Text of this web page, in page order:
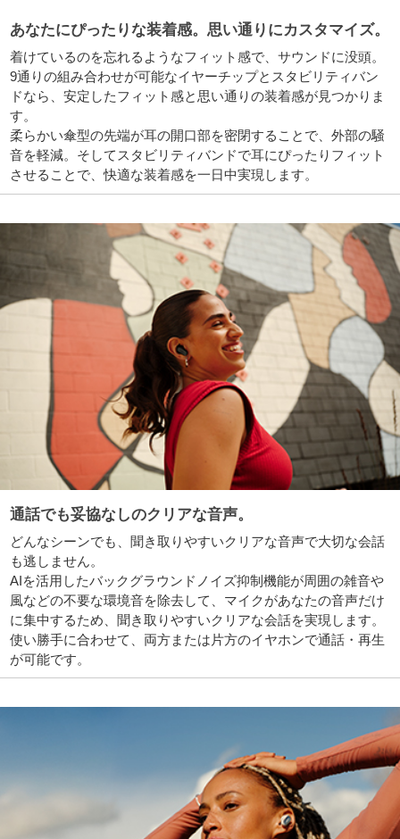
あなたにぴったりな装着感。思い通りにカスタマイズ。
着けているのを忘れるようなフィット感で、サウンドに没頭。
9通りの組み合わせが可能なイヤーチップとスタビリティバン
ドなら、安定したフィット感と思い通りの装着感が見つかりま
す。
柔らかい傘型の先端が耳の開口部を密閉することで、外部の騒
音を軽減。そしてスタビリティバンドで耳にぴったりフィット
させることで、快適な装着感を一日中実現します。
通話でも妥協なしのクリアな音声。
どんなシーンでも、聞き取りやすいクリアな音声で大切な会話
も逃しません。
AIを活用したバックグラウンドノイズ抑制機能が周囲の雑音や
風などの不要な環境音を除去して、マイクがあなたの音声だけ
に集中するため、聞き取りやすいクリアな会話を実現します。
使い勝手に合わせて、両方または片方のイヤホンで通話・再生
が可能です。